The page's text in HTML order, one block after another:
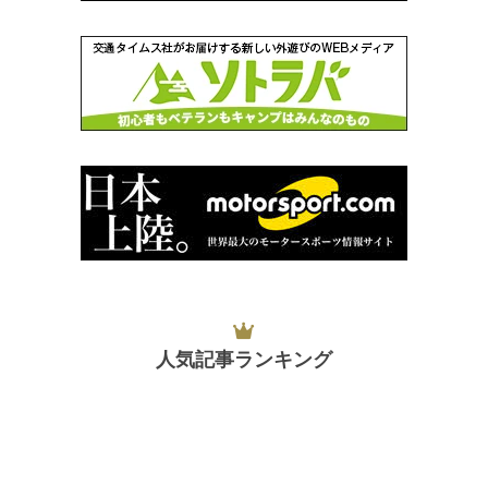
人気記事ランキング